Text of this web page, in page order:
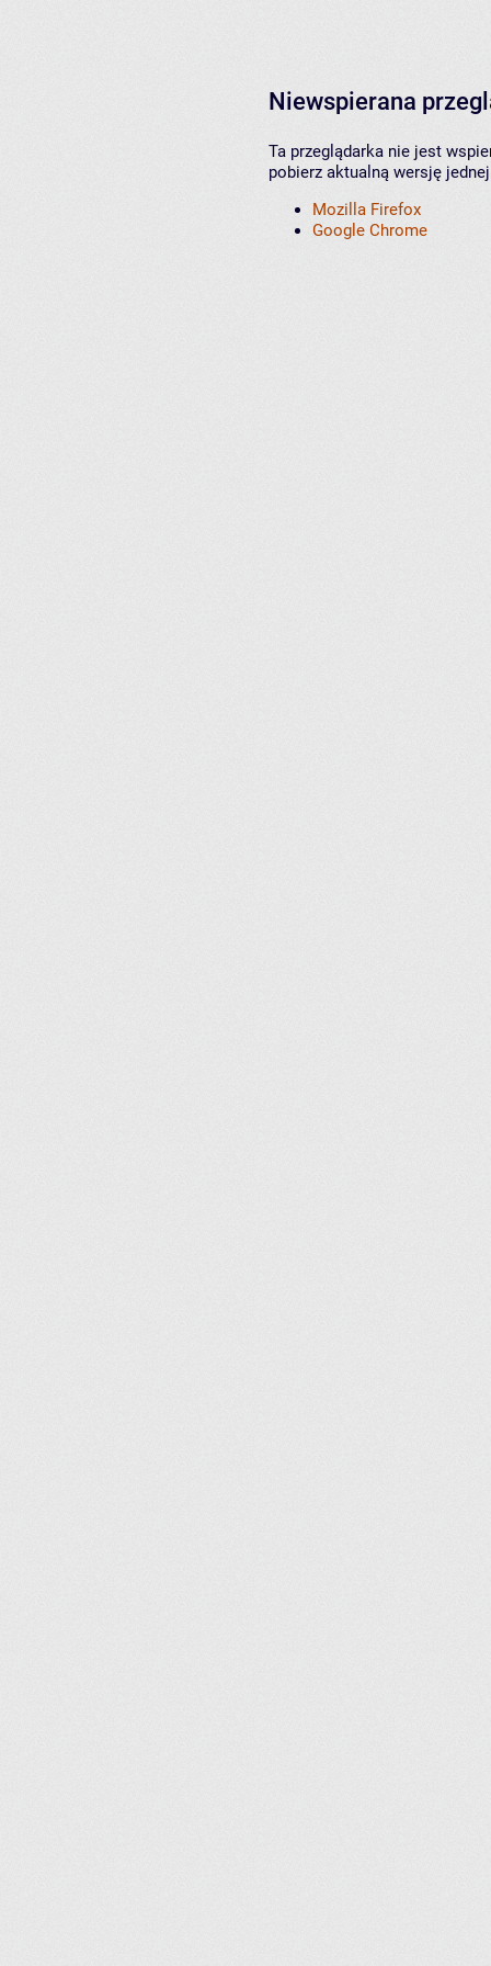
Niewspierana
Ta przeglądarka nie jest
pobierz aktualną wersję
Mozilla Firefox
Google Chrome